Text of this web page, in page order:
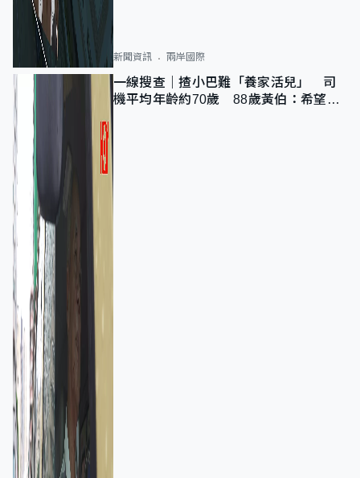
新聞資訊 兩岸國際
一線搜查｜揸小巴難「養家活兒」 司
機平均年齡約70歲 88歲黃伯：希望一